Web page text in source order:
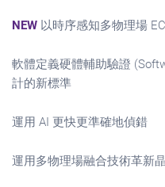
NEW 以時序感知多物理場
軟體定義硬體輔助驗證
計的新標準
運用 AI 更快更準確地偵錯
運用多物理場融合技術革新